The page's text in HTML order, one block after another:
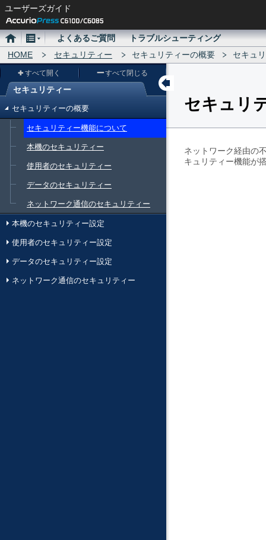
ユーザーズガイド
ホ
ー
メ
ニ
ュ
ー
よくあるご質問
トラブルシューティング
HOME
セキュリティー セキュリティーの概要 セキュ
ニ
セキュリティー
すべて開く すべて閉じる
セキュリティーの概要
セキュリティー機能について
本機のセキュリティー
使用者のセキュリティー
データのセキュリティー
ネットワーク通信のセキュリティー
本機のセキュリティー設定
使用者のセキュリティー設定
データのセキュリティー設定
ネットワーク通信のセキュリティー
セキュリ
ネットワーク経由の
キュリティー機能が